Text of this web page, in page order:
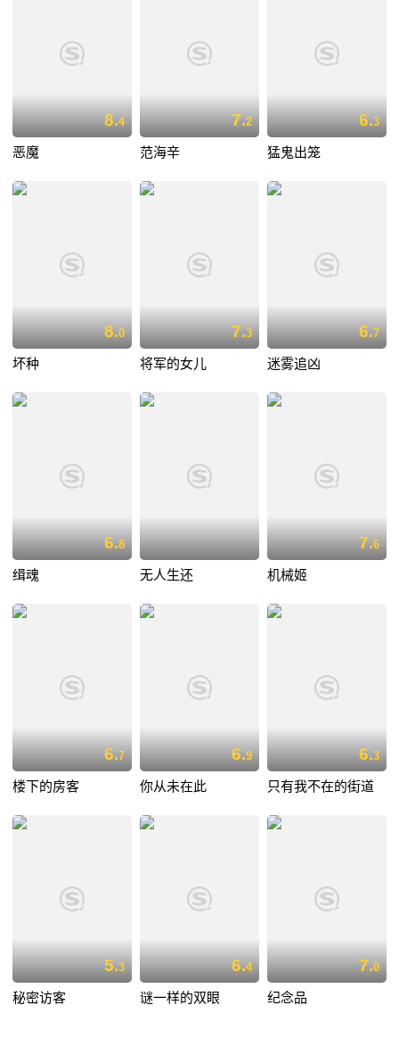
8.4
恶魔
7.2
范海辛
6.3
猛鬼出笼
8.0
坏种
7.3
将军的女儿
6.7
迷雾追凶
6.8
缉魂 无人生还
7.6
机械姬
6.7
楼下的房客
6.9
你从未在此
6.3
只有我不在的街道
5.3
秘密访客
6.4
谜一样的双眼
7.0
纪念品